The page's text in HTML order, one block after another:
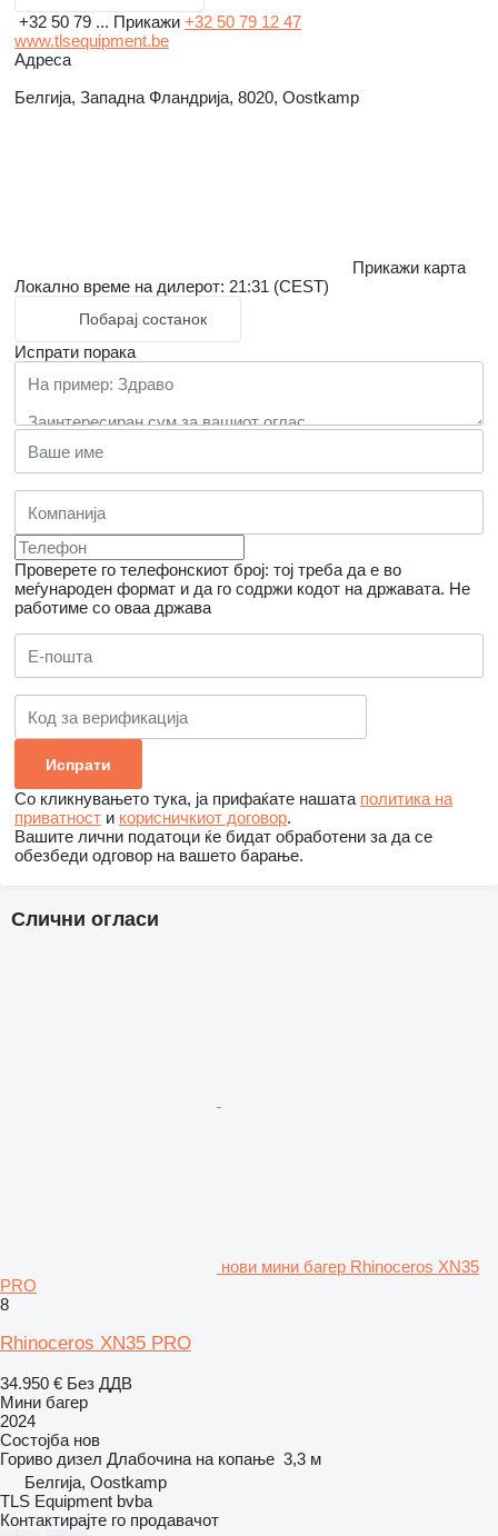
+32 50 79 ... Прикажи +32 50 79 12 47
www.tlsequipment.be
Адреса
Белгија, Западна Фландрија, 8020, Oostkamp
Прикажи карта
Локално време на дилерот: 21:31 (CEST)
Побарај состанок
Испрати порака
Проверете го телефонскиот број: тој треба да е во
меѓународен формат и да го содржи кодот на државата. Не
работиме со оваа држава
Со кликнувањето тука, ја прифаќате нашата политика на
приватност и корисничкиот договор.
Вашите лични податоци ќе бидат обработени за да се
обезбеди одговор на вашето барање.
Слични огласи
нови мини багер Rhinoceros XN35
PRO
8
Rhinoceros XN35 PRO
34.950 € Без ДДВ
Мини багер
2024
Состојба нов
Гориво дизел Длабочина на копање 3,3 м
Белгија, Oostkamp
TLS Equipment bvba
Контактирајте го продавачот